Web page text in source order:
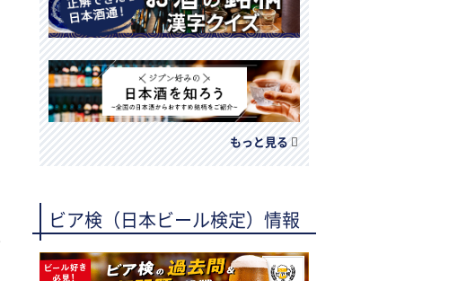
もっと見る
ビア検（日本ビール検定）情報